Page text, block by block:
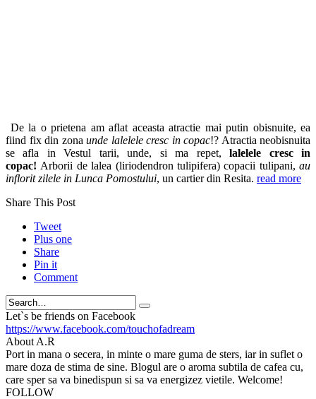
De la o prietena am aflat aceasta atractie mai putin obisnuite, ea
fiind fix din zona unde lalelele cresc in copac!? Atractia neobisnuita
se afla in Vestul tarii, unde, si ma repet,lalelele cresc in
copac! Arborii de lalea (liriodendron tulipifera) copacii tulipani, au
inflorit zilele in Lunca Pomostului, un cartier din Resita. read more
Share This Post
Tweet
Plus one
Share
Pin it
Comment
Search
Let`s be friends on Facebook
https://www.facebook.com/touchofadream
About A.R
Port in mana o secera, in minte o mare guma de sters, iar in suflet o
mare doza de stima de sine. Blogul are o aroma subtila de cafea cu,
care sper sa va binedispun si sa va energizez vietile. Welcome!
FOLLOW